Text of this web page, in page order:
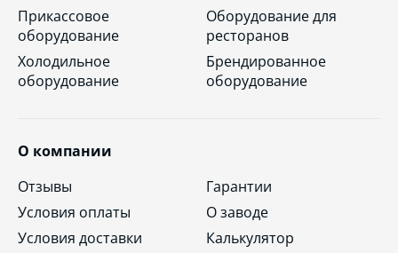
Прикассовое
оборудование
Оборудование для
ресторанов
Холодильное
оборудование
Брендированное
оборудование
О компании
Отзывы
Гарантии
Условия оплаты
О заводе
Условия доставки
Калькулятор